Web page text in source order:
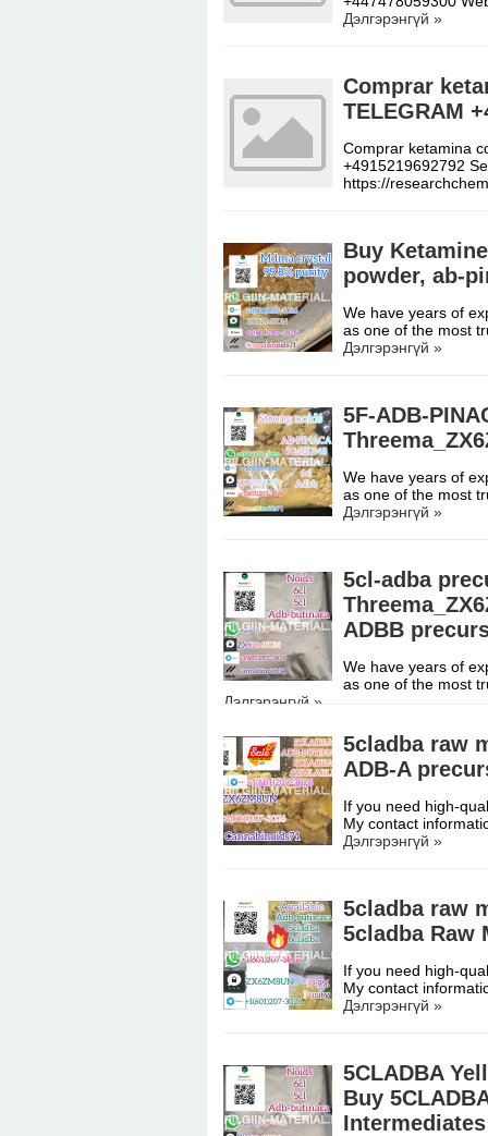
Дэлгэрэнгүй »
Comprar
TELEGRAM
Comprar ketamina
+4915219692792
https://
Buy
powder, ab-
We have years of
as one of the most
Дэлгэрэнгүй »
5F-ADB-
We have years of
as one of the most
Дэлгэрэнгүй »
5cl-adba
ADBB
We have years of
as one of the most
Дэлгэрэнгүй »
5cladba raw
ADB-A
If you need high-
My contact
Дэлгэрэнгүй »
5cladba raw
5cladba Raw
If you need high-
My contact
Дэлгэрэнгүй »
5CLADBA
Buy
Intermediates